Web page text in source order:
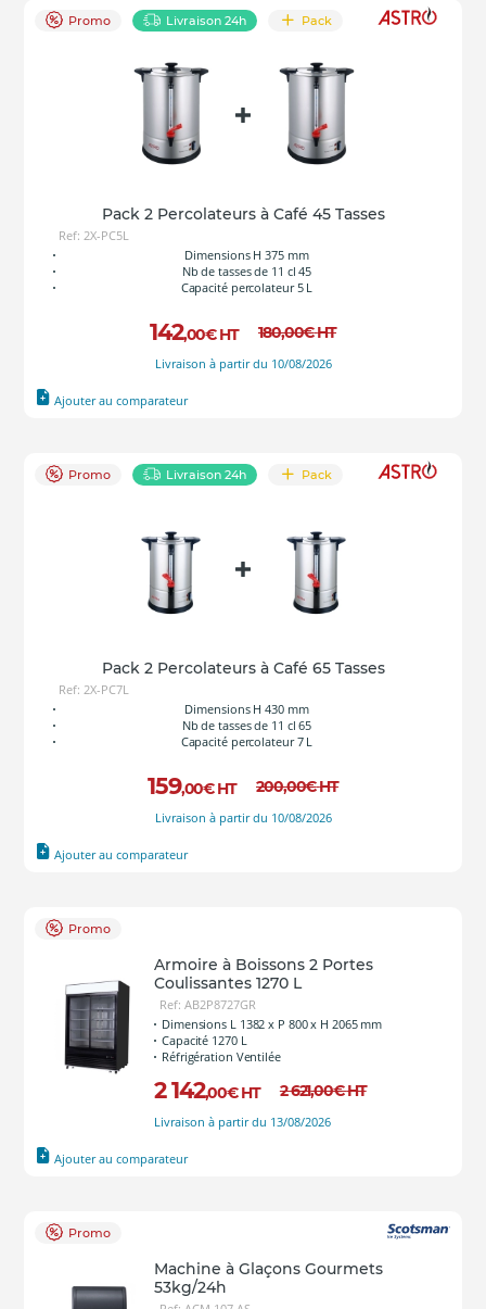
Promo Livraison 24h Pack
Pack 2 Percolateurs à Café 45 Tasses
Ref: 2X-PC5L
Dimensions H 375 mm
Nb de tasses de 11 cl 45
Capacité percolateur 5 L
142,00€ HT 180,00€HT
Livraison à partir du 10/08/2026
Ajouter au comparateur
Promo Livraison 24h Pack
Pack 2 Percolateurs à Café 65 Tasses
Ref: 2X-PC7L
Dimensions H 430 mm
Nb de tasses de 11 cl 65
Capacité percolateur 7 L
159,00€ HT 200,00€HT
Livraison à partir du 10/08/2026
Ajouter au comparateur
Promo
Armoire à Boissons 2 Portes
Coulissantes 1270 L
Ref: AB2P8727GR
Dimensions L 1382 x P 800 x H 2065 mm
Capacité 1270 L
Réfrigération Ventilée
2 142,00€ HT 2 621,00€HT
Livraison à partir du 13/08/2026
Ajouter au comparateur
Promo
Machine à Glaçons Gourmets
53kg/24h